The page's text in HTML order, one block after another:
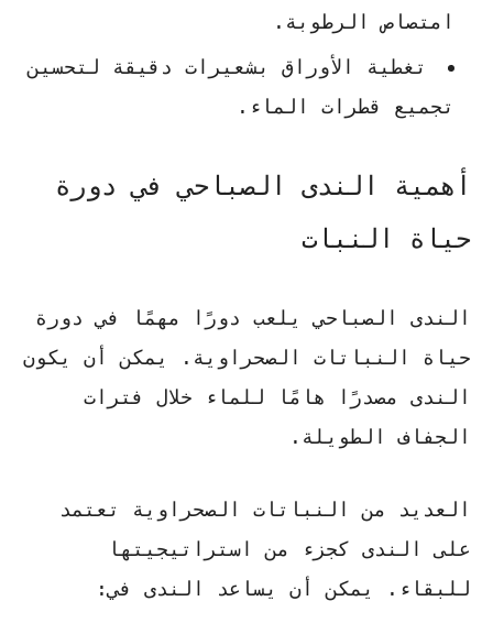
امتصاص الرطوبة.
تغطية الأوراق بشعيرات دقيقة لتحسين
تجميع قطرات الماء.
أهمية الندى الصباحي في دورة
حياة النبات
الندى الصباحي يلعب دورًا مهمًا في دورة
حياة النباتات الصحراوية. يمكن أن يكون
الندى مصدرًا هامًا للماء خلال فترات
الجفاف الطويلة.
العديد من النباتات الصحراوية تعتمد
على الندى كجزء من استراتيجيتها
للبقاء. يمكن أن يساعد الندى في: